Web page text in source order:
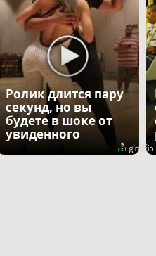
Ролик длится пару
секунд, но вы
будете в шоке от
увиденного